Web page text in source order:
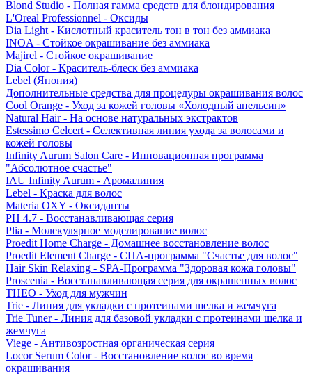
Blond Studio - Полная гамма средств для блондирования
L'Oreal Professionnel - Оксиды
Dia Light - Кислотный краситель тон в тон без аммиака
INOA - Стойкое окрашивание без аммиака
Majirel - Стойкое окрашивание
Dia Color - Краситель-блеск без аммиака
Lebel (Япония)
Дополнительные средства для процедуры окрашивания волос
Cool Orange - Уход за кожей головы «Холодный апельсин»
Natural Hair - На основе натуральных экстрактов
Estessimo Celcert - Селективная линия ухода за волосами и
кожей головы
Infinity Aurum Salon Care - Инновационная программа
"Абсолютное счастье"
IAU Infinity Aurum - Аромалиния
Lebel - Краска для волос
Materia OXY - Оксиданты
PH 4.7 - Восстанавливающая серия
Plia - Молекулярное моделирование волос
Proedit Home Charge - Домашнее восстановление волос
Proedit Element Charge - СПА-программа "Счастье для волос"
Hair Skin Relaxing - SPA-Программа "Здоровая кожа головы"
Proscenia - Восстанавливающая серия для окрашенных волос
THEO - Уход для мужчин
Trie - Линия для укладки с протеинами шелка и жемчуга
Trie Tuner - Линия для базовой укладки с протеинами шелка и
жемчуга
Viege - Антивозростная органическая серия
Locor Serum Color - Восстановление волос во время
окрашивания